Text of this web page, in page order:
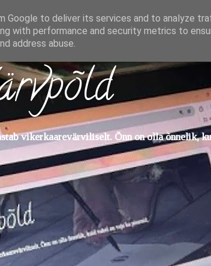
vikerkaarevärviliselt. Õnn on olla õnnelik,
Google to deliver its services and to analyze
with performance and security metrics to
address abuse.